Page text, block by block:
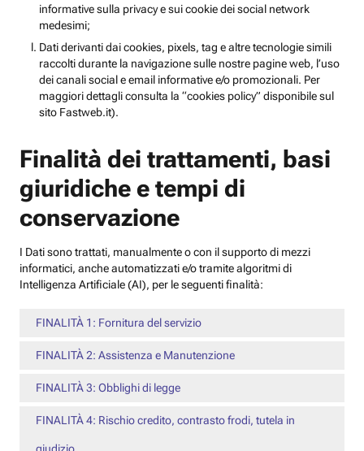
informative sulla privacy e sui cookie dei social network
medesimi;
Dati derivanti dai cookies, pixels, tag e altre tecnologie simili
raccolti durante la navigazione sulle nostre pagine web, l’uso
dei canali social e email informative e/o promozionali. Per
maggiori dettagli consulta la “cookies policy” disponibile sul
sito Fastweb.it).
Finalità dei trattamenti, basi
giuridiche e tempi di
conservazione
I Dati sono trattati, manualmente o con il supporto di mezzi
informatici, anche automatizzati e/o tramite algoritmi di
Intelligenza Artificiale (AI), per le seguenti finalità:
FINALITÀ 1: Fornitura del servizio
FINALITÀ 2: Assistenza e Manutenzione
FINALITÀ 3: Obblighi di legge
FINALITÀ 4: Rischio credito, contrasto frodi, tutela in